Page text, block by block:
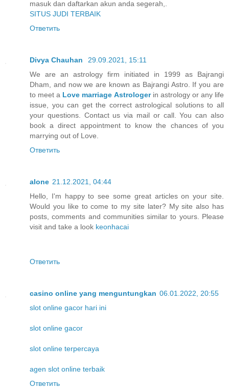
masuk dan daftarkan akun anda segerah,.
SITUS JUDI TERBAIK
Ответить
Divya Chauhan
29.09.2021, 15:11
We are an astrology firm initiated in 1999 as Bajrangi
Dham, and now we are known as Bajrangi Astro. If you are
to meet a Love marriage Astrologerin astrology or any life
issue, you can get the correct astrological solutions to all
your questions. Contact us via mail or call. You can also
book a direct appointment to know the chances of you
marrying out of Love.
Ответить
alone 21.12.2021, 04:44
Hello, I'm happy to see some great articles on your site.
Would you like to come to my site later? My site also has
posts, comments and communities similar to yours. Please
visit and take a look keonhacai
Ответить
casino online yang menguntungkan 06.01.2022, 20:55
slot online gacor hari ini
slot online gacor
slot online terpercaya
agen slot online terbaik
Ответить